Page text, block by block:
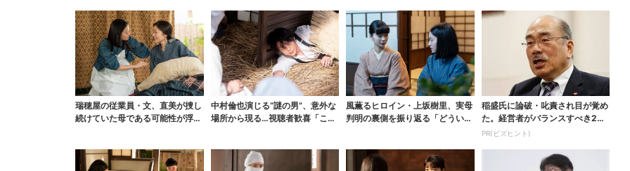
瑞穂屋の従業員・文、直美が捜し
続けていた母である可能性が浮
中村倫也演じる“謎の男”、意外な
場所から現る…視聴者歓喜「こん
風薫るヒロイン・上坂樹里、実母
判明の裏側を振り返る「どういう
稲盛氏に論破・叱責され目が覚め
た。経営者がバランスすべき2つ
の背反
PR(ビズヒント)